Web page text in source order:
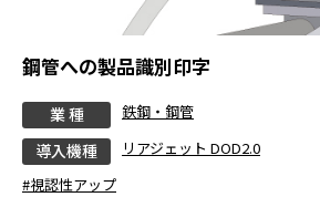
鋼管への製品識別印字
業 種 鉄鋼・鋼管
導入機種
リアジェット DOD2.0
#視認性アップ